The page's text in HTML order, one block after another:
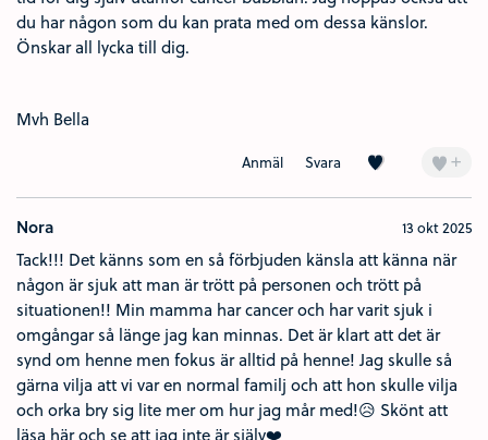
du har någon som du kan prata med om dessa känslor.
Önskar all lycka till dig.
Mvh Bella
Anmäl Svara Kärlek (2) +
Nora 13 okt 2025
Tack!!! Det känns som en så förbjuden känsla att känna när
någon är sjuk att man är trött på personen och trött på
situationen!! Min mamma har cancer och har varit sjuk i
omgångar så länge jag kan minnas. Det är klart att det är
synd om henne men fokus är alltid på henne! Jag skulle så
gärna vilja att vi var en normal familj och att hon skulle vilja
och orka bry sig lite mer om hur jag mår med!😥 Skönt att
läsa här och se att jag inte är själv❤️